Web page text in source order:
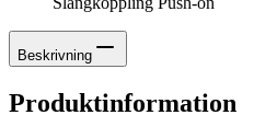
Beskrivning
Produktinformation